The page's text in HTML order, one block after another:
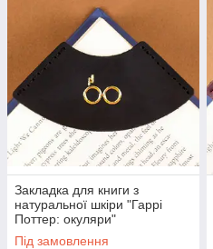
Закладка для книги з
натуральної шкіри "Гаррі
Поттер: окуляри"
Під замовлення